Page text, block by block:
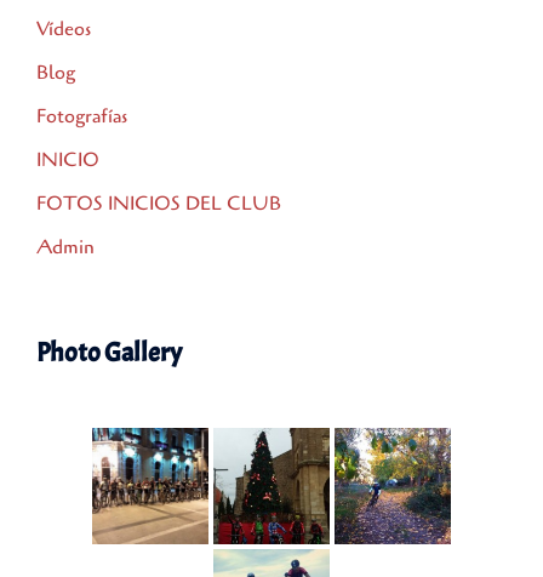
Vídeos
Blog
Fotografías
INICIO
FOTOS INICIOS DEL CLUB
Admin
Photo Gallery